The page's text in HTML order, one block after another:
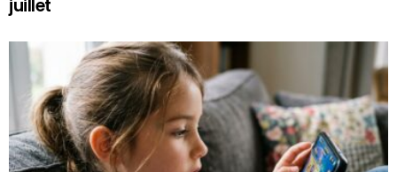
juillet